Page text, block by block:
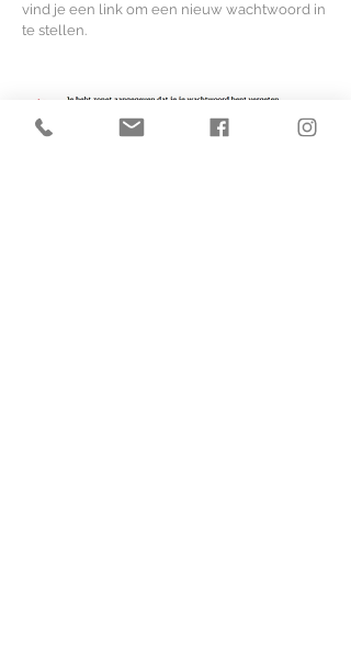
vind je een link om een nieuw wachtwoord in
te stellen.
Het nieuwe wachtwoord moet aan de